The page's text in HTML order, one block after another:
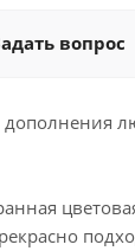
вопрос